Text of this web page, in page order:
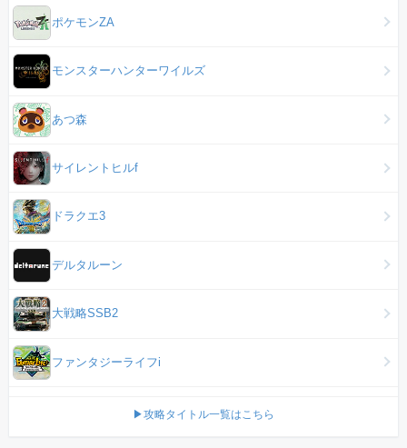
ポケモンZA
モンスターハンターワイルズ
あつ森
サイレントヒルf
ドラクエ3
デルタルーン
大戦略SSB2
ファンタジーライフi
▶攻略タイトル一覧はこちら